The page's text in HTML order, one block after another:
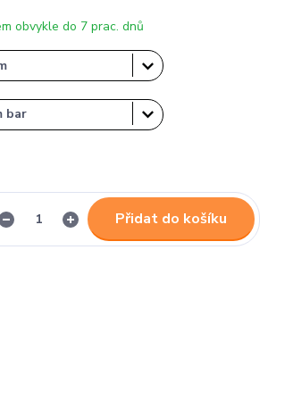
obvykle do 7 prac. dnů
Přidat do košíku